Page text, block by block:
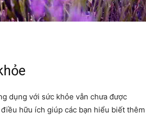
dụng với sức khỏe vẫn chưa được
hữu ích giúp các bạn hiểu biết thêm